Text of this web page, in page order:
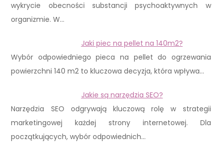
wykrycie obecności substancji psychoaktywnych w
organizmie. W…
Jaki piec na pellet na 140m2?
Wybór odpowiedniego pieca na pellet do ogrzewania
powierzchni 140 m2 to kluczowa decyzja, która wpływa…
Jakie są narzędzia SEO?
Narzędzia SEO odgrywają kluczową rolę w strategii
marketingowej każdej strony internetowej. Dla
początkujących, wybór odpowiednich…